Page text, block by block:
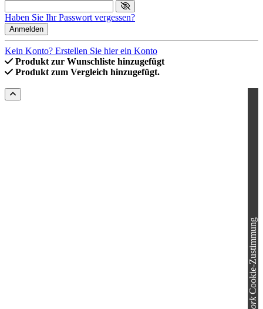
Haben Sie Ihr Passwort vergessen?
Anmelden
Kein Konto? Erstellen Sie hier ein Konto
Produkt zur Wunschliste hinzugefügt
Produkt zum Vergleich hinzugefügt.
Cookie-Zustimmung